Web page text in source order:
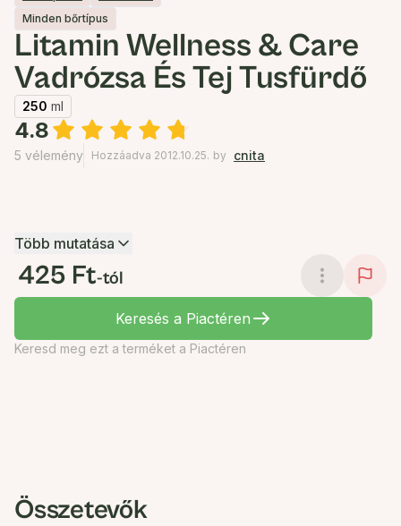
Minden bőrtípus
Litamin Wellness & Care
Vadrózsa És Tej Tusfürdő
250 ml
4.8
5 vélemény Hozzáadva 2012.10.25. by cnita
Több mutatása
425 Ft-tól
Keresés a Piactéren
Keresd meg ezt a terméket a Piactéren
Összetevők